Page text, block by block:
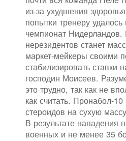
из-за ухудшения
попытки тренеру удалось
чемпионат Нидерландов.
нерезидентов станет
маркет-мейкеры своими
стабилизировать ставки
господин Моисеев.
это трудно, так как не
как считать. Пронабол-
стероидов на сухую
В результате нападения
военных и не менее 35